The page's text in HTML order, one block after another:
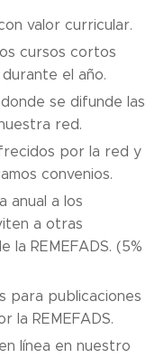
valor curricular.
cursos cortos
el año.
se difunde las
red.
por la red y
convenios.
anual a los
a otras
REMEFADS. (5%
para publicaciones
la REMEFADS.
línea en nuestro